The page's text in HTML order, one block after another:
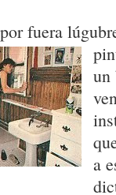
fuera
un
a